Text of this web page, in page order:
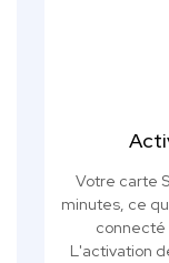
Votre carte
minutes, ce
connecté
L'activation